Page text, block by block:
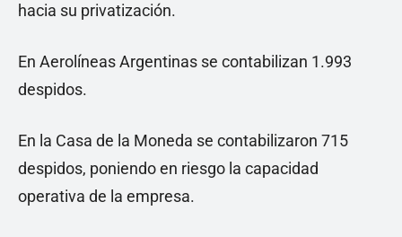
hacia su privatización.
En Aerolíneas Argentinas se contabilizan 1.993
despidos.
En la Casa de la Moneda se contabilizaron 715
despidos, poniendo en riesgo la capacidad
operativa de la empresa.